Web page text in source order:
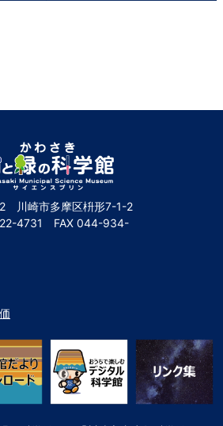
川崎市多摩区枡形7-1-2
4731 FAX 044-934-